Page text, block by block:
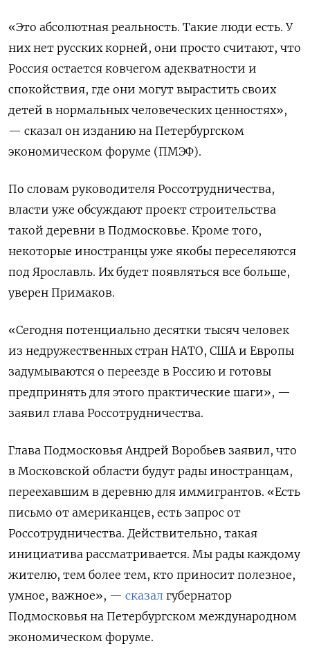
«Это абсолютная реальность. Такие люди есть. У
них нет русских корней, они просто считают, что
Россия остается ковчегом адекватности и
спокойствия, где они могут вырастить своих
детей в нормальных человеческих ценностях»,
— сказал он изданию на Петербургском
экономическом форуме (ПМЭФ).
По словам руководителя Россотрудничества,
власти уже обсуждают проект строительства
такой деревни в Подмосковье. Кроме того,
некоторые иностранцы уже якобы переселяются
под Ярославль. Их будет появляться все больше,
уверен Примаков.
«Сегодня потенциально десятки тысяч человек
из недружественных стран НАТО, США и Европы
задумываются о переезде в Россию и готовы
предпринять для этого практические шаги», —
заявил глава Россотрудничества.
Глава Подмосковья Андрей Воробьев заявил, что
в Московской области будут рады иностранцам,
переехавшим в деревню для иммигрантов. «Есть
письмо от американцев, есть запрос от
Россотрудничества. Действительно, такая
инициатива рассматривается. Мы рады каждому
жителю, тем более тем, кто приносит полезное,
умное, важное», — сказал губернатор
Подмосковья на Петербургском международном
экономическом форуме.